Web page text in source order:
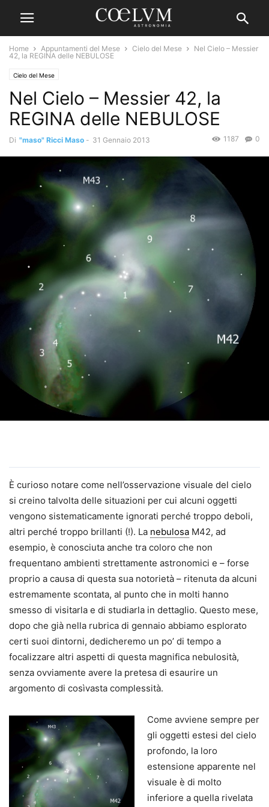
Home Appuntamenti del Mese Cielo del Mese
Nel Cielo – Messier
42, la REGINA delle NEBULOSE
Cielo del Mese
Nel Cielo – Messier 42, la
REGINA delle NEBULOSE
Di "maso" Ricci Maso - 31 Gennaio 2013 0
1187
È curioso notare come nell’osservazione visuale del cielo
si creino talvolta delle situazioni per cui alcuni oggetti
vengono sistematicamente ignorati perché troppo deboli,
altri perché troppo brillanti (!). La nebulosa M42, ad
esempio, è conosciuta anche tra coloro che non
frequentano ambienti strettamente astronomici e – forse
proprio a causa di questa sua notorietà – ritenuta da alcuni
estremamente scontata, al punto che in molti hanno
smesso di visitarla e di studiarla in dettaglio. Questo mese,
dopo che già nella rubrica di gennaio abbiamo esplorato
certi suoi dintorni, dedicheremo un po’ di tempo a
focalizzare altri aspetti di questa magnifica nebulosità,
senza ovviamente avere la pretesa di esaurire un
argomento di cosìvasta complessità.
Come avviene sempre per
gli oggetti estesi del cielo
profondo, la loro
estensione apparente nel
visuale è di molto
inferiore a quella rivelata